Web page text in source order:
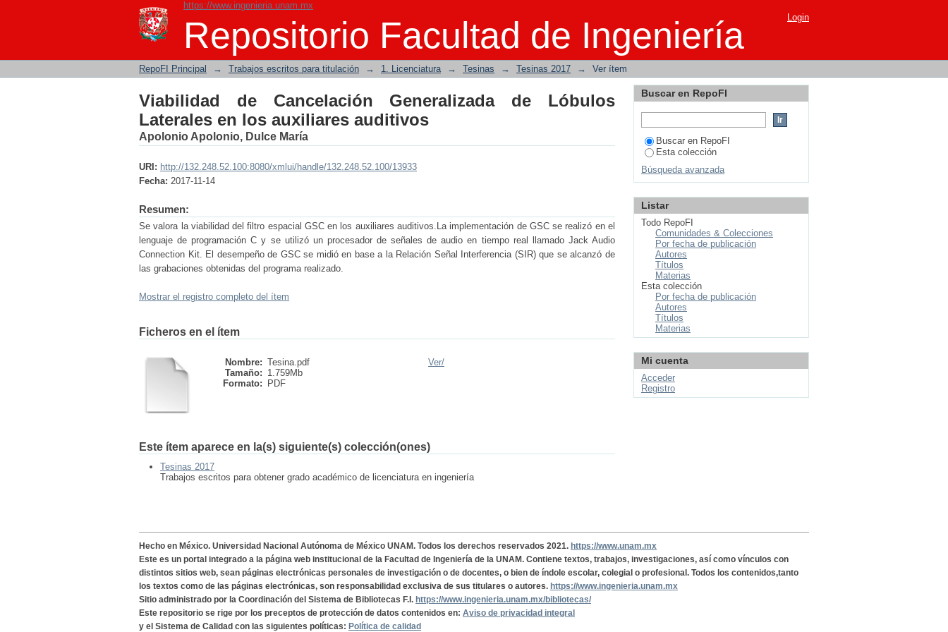
https://www.ingenieria.unam.mx
Repositorio Facultad de Ingeniería
Viabilidad de Cancelación Generalizada de Lóbulos Laterales en los auxiliares
auditivos
Login
RepoFI Principal → Trabajos escritos para titulación → 1. Licenciatura → Tesinas → Tesinas 2017 → Ver ítem
Viabilidad de Cancelación Generalizada de Lóbulos
Laterales en los auxiliares auditivos
Apolonio Apolonio, Dulce María
URI: http://132.248.52.100:8080/xmlui/handle/132.248.52.100/13933
Fecha: 2017-11-14
Resumen:
Se valora la viabilidad del filtro espacial GSC en los auxiliares auditivos.La implementación de GSC se realizó en el
lenguaje de programación C y se utilizó un procesador de señales de audio en tiempo real llamado Jack Audio
Connection Kit. El desempeño de GSC se midió en base a la Relación Señal Interferencia (SIR) que se alcanzó de
las grabaciones obtenidas del programa realizado.
Mostrar el registro completo del ítem
Ficheros en el ítem
Nombre: Tesina.pdf
Tamaño: 1.759Mb
Formato:
PDF
Ver/
Este ítem aparece en la(s) siguiente(s) colección(ones)
Tesinas 2017
Trabajos escritos para obtener grado académico de licenciatura en ingeniería
Buscar en RepoFI
Buscar en RepoFI
Esta colección
Búsqueda avanzada
Listar
Todo RepoFI
Comunidades & Colecciones
Por fecha de publicación
Autores
Títulos
Materias
Esta colección
Por fecha de publicación
Autores
Títulos
Materias
Mi cuenta
Acceder
Registro
Hecho en México. Universidad Nacional Autónoma de México UNAM. Todos los derechos reservados 2021. https://www.unam.mx
Este es un portal integrado a la página web institucional de la Facultad de Ingeniería de la UNAM. Contiene textos, trabajos, investigaciones, así como vínculos con
distintos sitios web, sean páginas electrónicas personales de investigación o de docentes, o bien de índole escolar, colegial o profesional. Todos los contenidos,tanto
los textos como de las páginas electrónicas, son responsabilidad exclusiva de sus titulares o autores. https://www.ingenieria.unam.mx
Sitio administrado por la Coordinación del Sistema de Bibliotecas F.I. https://www.ingenieria.unam.mx/bibliotecas/
Este repositorio se rige por los preceptos de protección de datos contenidos en: Aviso de privacidad integral
y el Sistema de Calidad con las siguientes políticas: Política de calidad